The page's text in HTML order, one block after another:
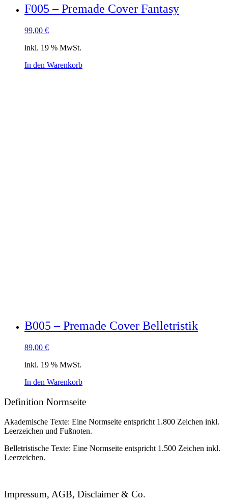
F005 – Premade Cover Fantasy
99,00 €
inkl. 19 % MwSt.
In den Warenkorb
B005 – Premade Cover Belletristik
89,00 €
inkl. 19 % MwSt.
In den Warenkorb
Definition Normseite
Akademische Texte: Eine Normseite entspricht 1.800 Zeichen inkl.
Leerzeichen und Fußnoten.
Belletristische Texte: Eine Normseite entspricht 1.500 Zeichen inkl.
Leerzeichen.
Impressum, AGB, Disclaimer & Co.